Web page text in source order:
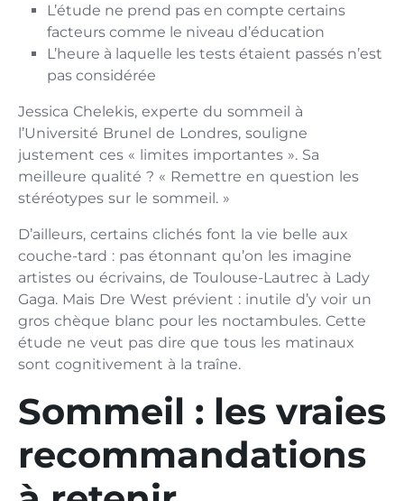
L’étude ne prend pas en compte certains
facteurs comme le niveau d’éducation
L’heure à laquelle les tests étaient passés n’est
pas considérée
Jessica Chelekis, experte du sommeil à
l’Université Brunel de Londres, souligne
justement ces « limites importantes ». Sa
meilleure qualité ? « Remettre en question les
stéréotypes sur le sommeil. »
D’ailleurs, certains clichés font la vie belle aux
couche-tard : pas étonnant qu’on les imagine
artistes ou écrivains, de Toulouse-Lautrec à Lady
Gaga. Mais Dre West prévient : inutile d’y voir un
gros chèque blanc pour les noctambules. Cette
étude ne veut pas dire que tous les matinaux
sont cognitivement à la traîne.
Sommeil : les vraies
recommandations